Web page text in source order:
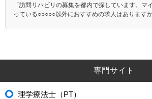
「訪問リハビリの募集を都内で探しています。マ
っている○○○○○以外におすすめの求人はありますか
専門サイト
理学療法士（PT）